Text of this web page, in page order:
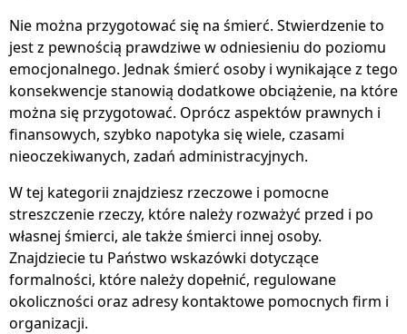
Nie można przygotować się na śmierć. Stwierdzenie to
jest z pewnością prawdziwe w odniesieniu do poziomu
emocjonalnego. Jednak śmierć osoby i wynikające z tego
konsekwencje stanowią dodatkowe obciążenie, na które
można się przygotować. Oprócz aspektów prawnych i
finansowych, szybko napotyka się wiele, czasami
nieoczekiwanych, zadań administracyjnych.
W tej kategorii znajdziesz rzeczowe i pomocne
streszczenie rzeczy, które należy rozważyć przed i po
własnej śmierci, ale także śmierci innej osoby.
Znajdziecie tu Państwo wskazówki dotyczące
formalności, które należy dopełnić, regulowane
okoliczności oraz adresy kontaktowe pomocnych firm i
organizacji.